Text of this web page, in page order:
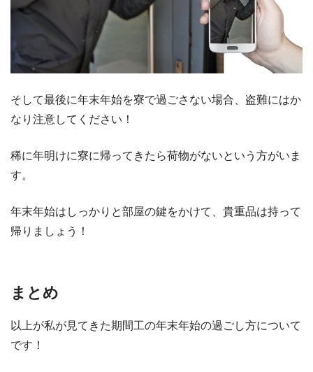
そして最後に年末年始を寮で過ごさない場合、盗難にはか
なり注意してください！
稀に年明けに寮に帰ってきたら荷物がないという方がいま
す。
年末年始はしっかりと部屋の鍵をかけて、貴重品は持って
帰りましょう！
まとめ
以上が私が見てきた期間工の年末年始の過ごし方について
です！